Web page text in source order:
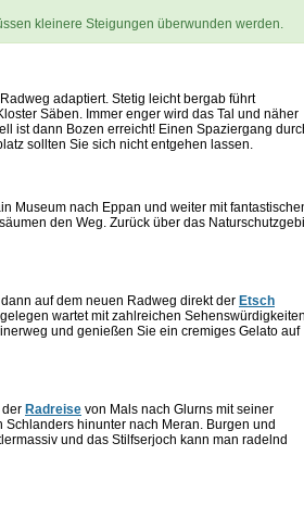
kleinere Steigungen überwunden werden.
adaptiert. Stetig leicht bergab führt
Säben. Immer enger wird das Tal und näher
ist dann Bozen erreicht! Einen Spaziergang
sollten Sie sich nicht entgehen lassen.
Museum nach Eppan und weiter mit
den Weg. Zurück über das
auf dem neuen Radweg direkt der Etsch
wartet mit zahlreichen
und genießen Sie ein cremiges Gelato auf
der Radreise von Mals nach Glurns mit seiner
hinunter nach Meran. Burgen und
und das Stilfserjoch kann man radelnd